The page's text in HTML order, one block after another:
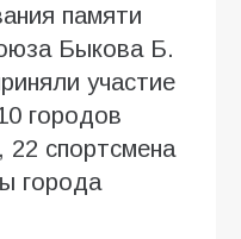
памяти
Быкова Б.
участие
городов
22 спортсмена
города